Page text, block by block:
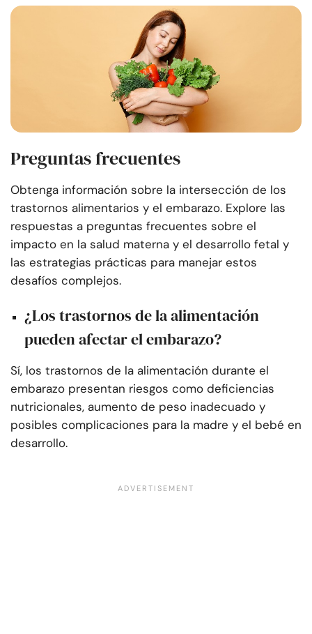
Preguntas frecuentes
Obtenga información sobre la intersección de los
trastornos alimentarios y el embarazo. Explore las
respuestas a preguntas frecuentes sobre el
impacto en la salud materna y el desarrollo fetal y
las estrategias prácticas para manejar estos
desafíos complejos.
¿Los trastornos de la alimentación
pueden afectar el embarazo?
Sí, los trastornos de la alimentación durante el
embarazo presentan riesgos como deficiencias
nutricionales, aumento de peso inadecuado y
posibles complicaciones para la madre y el bebé en
desarrollo.